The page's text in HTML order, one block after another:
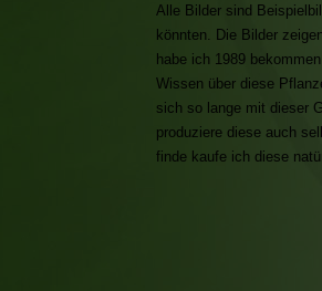
Alle Bilder sind
könnten. Die Bilder
habe ich 1989
Wissen über diese
sich so lange mit dieser
produziere diese auch
finde kaufe ich diese